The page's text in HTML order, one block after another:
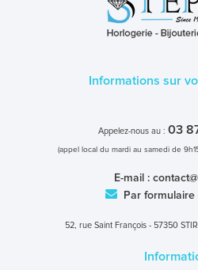
Informations sur
Appelez-nous au : 03
(appel local du mardi au samedi de
E-mail :
Par
52, rue Saint François - 57350